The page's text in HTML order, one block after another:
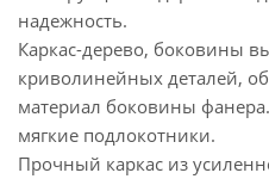
надежность.
Каркас-дерево, боковины
криволинейных деталей,
материал боковины
мягкие подлокотники.
Прочный каркас из